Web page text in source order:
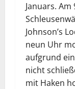
Januars.
Johnson’s
neun Uhr
aufgrund
nicht
mit Haken